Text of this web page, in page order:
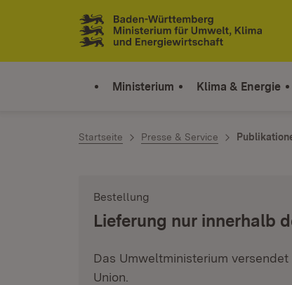
Zum Inhalt springen
Link zur Startseite
Ministerium Klima & Energie
Startseite Presse & Service
Bestellung
Lieferung nur innerhalb
Das Umweltministerium
Union.